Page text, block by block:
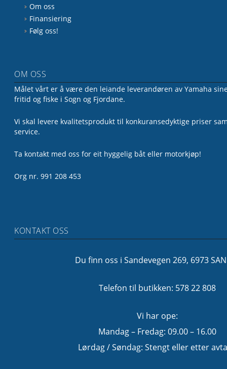
Om oss
Finansiering
Følg oss!
OM OSS
Målet vårt er å være den leiande leverandøren av Yamaha
fritid og fiske i Sogn og Fjordane.
Vi skal levere kvalitetsprodukt til konkuransedyktige priser
service.
Ta kontakt med oss for eit hyggelig båt eller motorkjøp!
Org nr. 991 208 453
KONTAKT OSS
Du finn oss i Sandevegen 269, 6973
Telefon til butikken: 578 22 808
Vi har ope:
Mandag – Fredag: 09.00 – 16.00
Lørdag / Søndag: Stengt eller etter